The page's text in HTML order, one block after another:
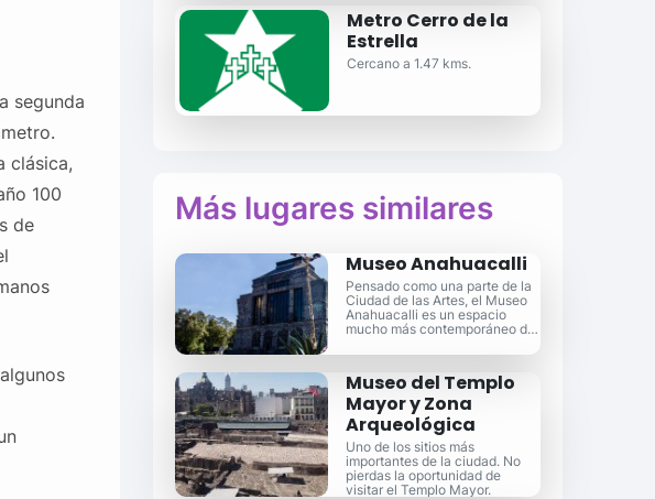
segunda
clásica,
100
de
Metro Cerro de la
Estrella
Cercano a 1.47 kms.
Más lugares similares
Museo Anahuacalli
Pensado como una parte de la
Ciudad de las Artes, el Museo
Anahuacalli es un espacio
mucho más contemporáneo de
Museo del Templo
Mayor y Zona
Arqueológica
Uno de los sitios más
importantes de la ciudad. No
pierdas la oportunidad de
visitar el Templo Mayor.